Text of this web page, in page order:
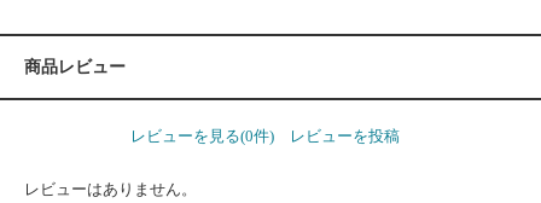
商品レビュー
レビューを見る(0件) レビューを投稿
レビューはありません。